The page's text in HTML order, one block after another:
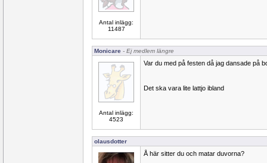
Antal inlägg:
11487
Monicare - Ej medlem längre
Antal inlägg:
4523
Var du med på festen då jag dansade på
Det ska vara lite lattjo ibland
olausdotter
Å här sitter du och matar duvorna?